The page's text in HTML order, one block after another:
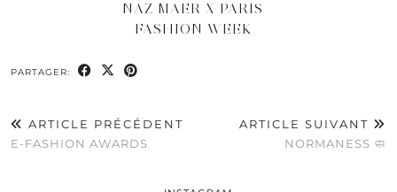
NAZ MAER X PARIS
FASHION WEEK
PARTAGER:
ARTICLE PRÉCÉDENT
E-FASHION AWARDS
ARTICLE SUIVANT
NORMANESS 🧼